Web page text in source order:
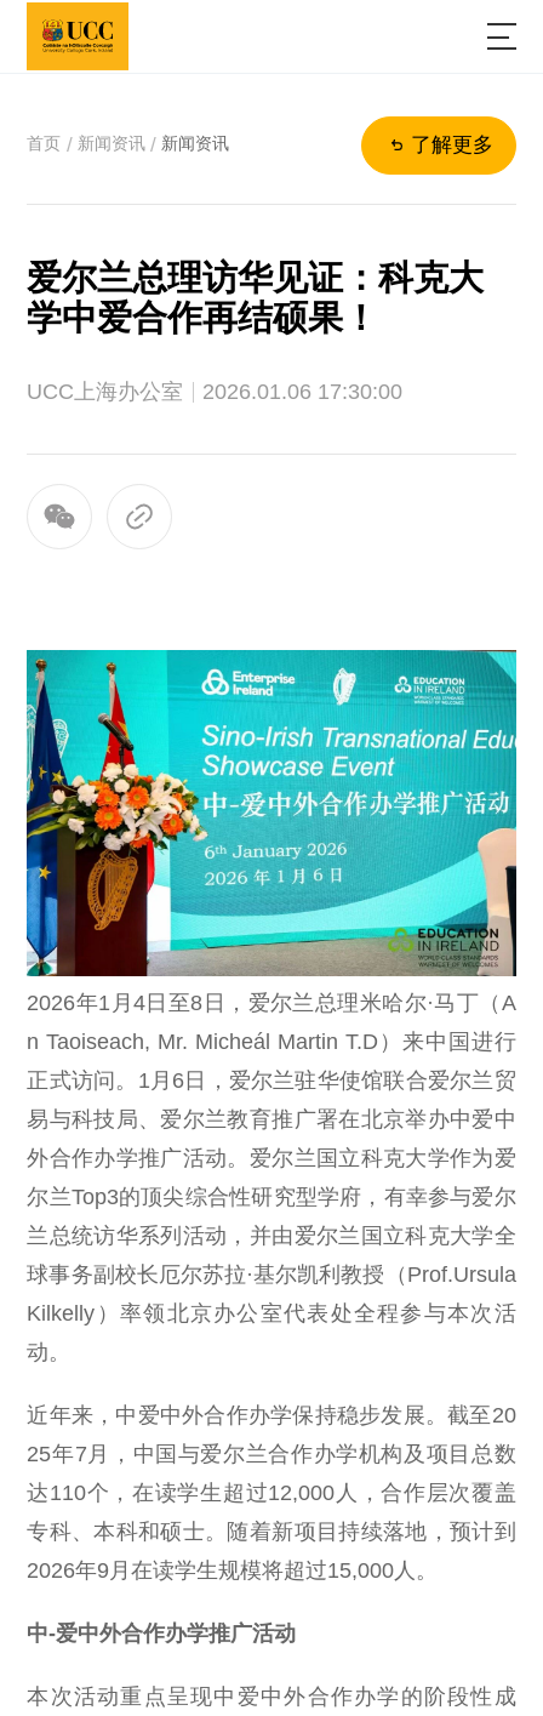
首页 / 新闻资讯 / 新闻资讯 了解更多
爱尔兰总理访华见证：科克大
学中爱合作再结硕果！
UCC上海办公室 2026.01.06 17:30:00
2026年1月4日至8日，爱尔兰总理米哈尔·马丁（A
n Taoiseach, Mr. Micheál Martin T.D）来中国进行
正式访问。1月6日，爱尔兰驻华使馆联合爱尔兰贸
易与科技局、爱尔兰教育推广署在北京举办中爱中
外合作办学推广活动。爱尔兰国立科克大学作为爱
尔兰Top3的顶尖综合性研究型学府，有幸参与爱尔
兰总统访华系列活动，并由爱尔兰国立科克大学全
球事务副校长厄尔苏拉·基尔凯利教授（Prof.Ursula
Kilkelly）率领北京办公室代表处全程参与本次活
动。
近年来，中爱中外合作办学保持稳步发展。截至20
25年7月，中国与爱尔兰合作办学机构及项目总数
达110个，在读学生超过12,000人，合作层次覆盖
专科、本科和硕士。随着新项目持续落地，预计到
2026年9月在读学生规模将超过15,000人。
中-爱中外合作办学推广活动
本次活动重点呈现中爱中外合作办学的阶段性成